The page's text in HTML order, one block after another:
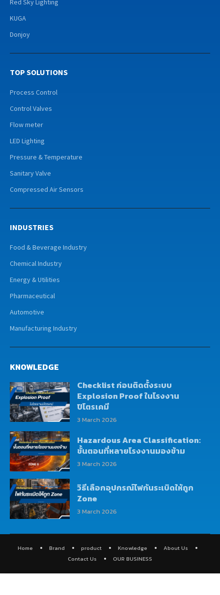
Red Sky Lighting
KUGA
Donjoy
TOP SOLUTIONS
Process Control
Control Valves
Flow meter
LED Lighting
Pressure & Temperature
Sanitary Valve
Compressed Air Sensors
INDUSTRIES
Food & Beverage Industry
Chemical Industry
Energy & Utilities
Pharmaceutical
Automotive
Manufacturing Industry
KNOWLEDGE
Checklist ก่อนติดตั้งระบบ
Explosion Proof ในโรงงาน
ปิโตรเคมี
3 March 2026
Hazardous Area Classification:
ขั้นตอนที่หลายโรงงานมองข้าม
3 March 2026
วิธีเลือกอุปกรณ์ไฟกันระเบิดให้ถูก
Zone
3 March 2026
Home Brand product Knowledge
About Us
Contact Us
OUR BUSINESS